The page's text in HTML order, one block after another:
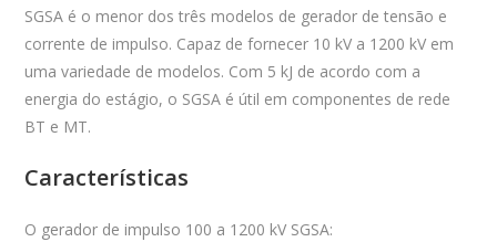
SGSA é o menor dos três modelos de gerador de tensão e
corrente de impulso. Capaz de fornecer 10 kV a 1200 kV em
uma variedade de modelos. Com 5 kJ de acordo com a
energia do estágio, o SGSA é útil em componentes de rede
BT e MT.
Características
O gerador de impulso 100 a 1200 kV SGSA: